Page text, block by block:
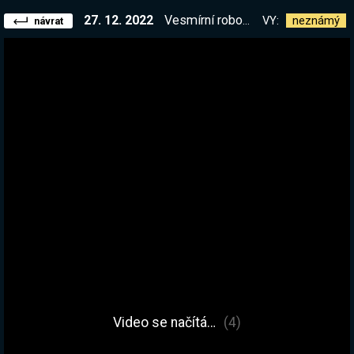
návrat 27. 12. 2022 Vesmírní roboti a kolonizace planet! Sranda tahle hra! | !kniha VY: neznámý
Video se načítá… (4)